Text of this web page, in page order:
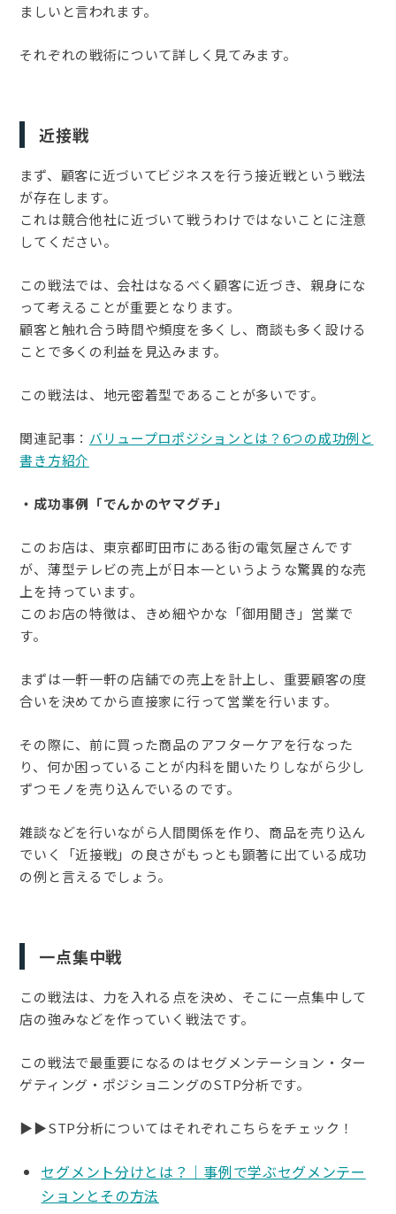
ましいと言われます。
それぞれの戦術について詳しく見てみます。
近接戦
まず、顧客に近づいてビジネスを行う接近戦という戦法
が存在します。
これは競合他社に近づいて戦うわけではないことに注意
してください。
この戦法では、会社はなるべく顧客に近づき、親身にな
って考えることが重要となります。
顧客と触れ合う時間や頻度を多くし、商談も多く設ける
ことで多くの利益を見込みます。
この戦法は、地元密着型であることが多いです。
関連記事： バリュープロポジションとは？6つの成功例と
書き方紹介
・成功事例「でんかのヤマグチ」
このお店は、東京都町田市にある街の電気屋さんです
が、薄型テレビの売上が日本一というような驚異的な売
上を持っています。
このお店の特徴は、きめ細やかな「御用聞き」営業で
す。
まずは一軒一軒の店舗での売上を計上し、重要顧客の度
合いを決めてから直接家に行って営業を行います。
その際に、前に買った商品のアフターケアを行なった
り、何か困っていることが内科を聞いたりしながら少し
ずつモノを売り込んでいるのです。
雑談などを行いながら人間関係を作り、商品を売り込ん
でいく「近接戦」の良さがもっとも顕著に出ている成功
の例と言えるでしょう。
一点集中戦
この戦法は、力を入れる点を決め、そこに一点集中して
店の強みなどを作っていく戦法です。
この戦法で最重要になるのはセグメンテーション・ター
ゲティング・ポジショニングのSTP分析です。
▶︎▶︎STP分析についてはそれぞれこちらをチェック！
セグメント分けとは？｜事例で学ぶセグメンテー
ションとその方法